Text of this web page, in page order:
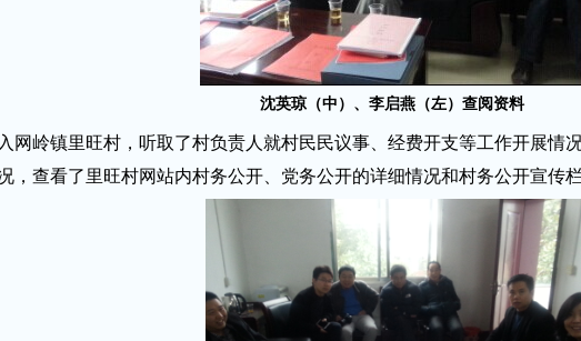
沈英琼（中）、李启燕（左）查阅资料
岭镇里旺村，听取了村负责人就村民民议事、经费开支等工作开展情
，查看了里旺村网站内村务公开、党务公开的详细情况和村务公开宣传